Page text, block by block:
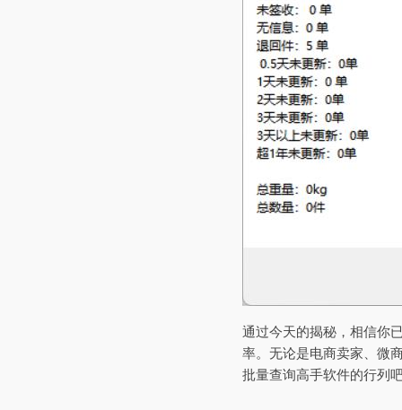
通过今天的揭秘，相信你
率。无论是电商卖家、微
批量查询高手软件的行列